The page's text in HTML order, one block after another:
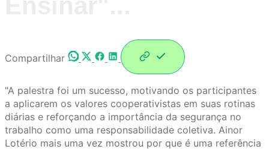
Compartilhar
"A palestra foi um sucesso, motivando os participantes
a aplicarem os valores cooperativistas em suas rotinas
diárias e reforçando a importância da segurança no
trabalho como uma responsabilidade coletiva. Ainor
Lotério mais uma vez mostrou por que é uma referência